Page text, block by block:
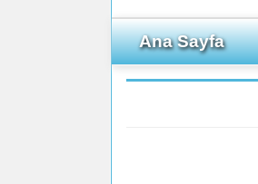
Ana Sayfa